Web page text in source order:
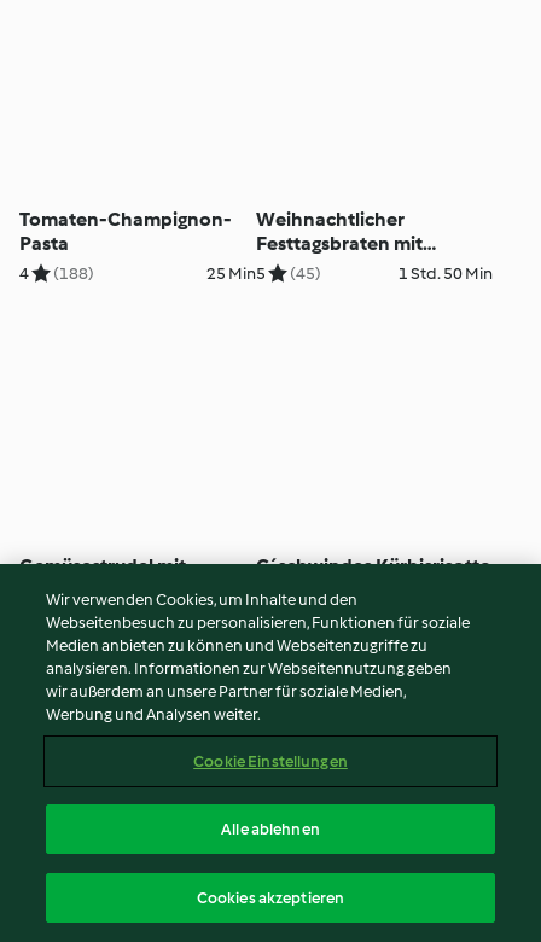
Tomaten-Champignon-
Pasta
4 (188) 25 Min
Weihnachtlicher
Festtagsbraten mit
Kürbispüree und
5 (45) 1 Std. 50 Min
Gemüsestrudel mit
Knoblauchsauce
(3.1K) 50 Min
G´schwindes Kürbisrisotto
5 (5.9K) 25 Min
Grünkern-Risotto
Wir verwenden Cookies, um Inhalte und den
Webseitenbesuch zu personalisieren, Funktionen für soziale
Medien anbieten zu können und Webseitenzugriffe zu
analysieren. Informationen zur Webseitennutzung geben
wir außerdem an unsere Partner für soziale Medien,
Werbung und Analysen weiter.
Cookie Einstellungen
Alle ablehnen
Cookies akzeptieren